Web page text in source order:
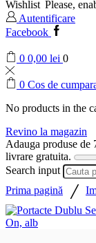
Wishlist Please,
Autentificare
Facebook
0 0,00 lei 0
0 Cos de
No products in the
Revino la magazin
Adauga produse de
livrare gratuita.
Search input
Prima pagină /